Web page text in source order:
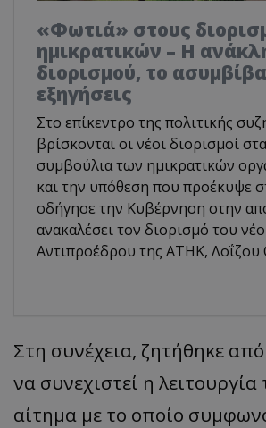
«Φωτιά» στους
ημικρατικών – Η
διορισμού, το
εξηγήσεις
Στο επίκεντρο της πολιτικής
βρίσκονται οι νέοι διορισμοί
συμβούλια των ημικρατικών
και την υπόθεση που προέκυψε
οδήγησε την Κυβέρνηση στην
ανακαλέσει τον διορισμό του
Αντιπροέδρου της ΑΤΗΚ, Λοΐζου
Στη συνέχεια, ζητήθηκε
να συνεχιστεί η
αίτημα με το οποίο